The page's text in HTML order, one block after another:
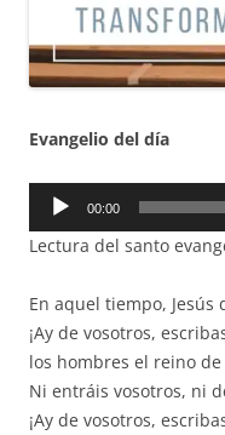
Evangelio del día
Reproductor
audio
00:00
Lectura del santo
En aquel tiempo, Jesús
¡Ay de vosotros,
los hombres el reino de
Ni entráis vosotros, ni
¡Ay de vosotros,